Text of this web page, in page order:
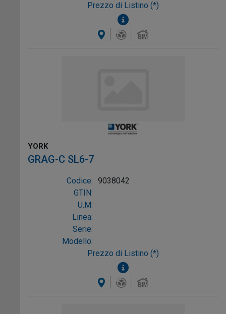
Prezzo di Listino (*)
YORK
GRAG-C SL6-7
Codice: 9038042
GTIN:
U.M:
Linea:
Serie:
Modello:
Prezzo di Listino (*)